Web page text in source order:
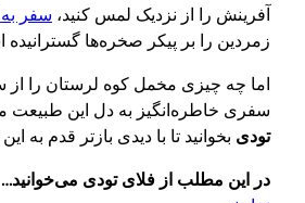
آفرینش را از نزدیک لمس کنید، سفر
زمردین را بر پیکر صخره‌ها
اما چه چیزی مخمل کوه لرستان را از
سفری خاطره‌انگیز به دل این طبیعت
تودی بخوانید تا با دیدی بازتر قدم به
در این مطلب از فلای تودی می‌خوانید…